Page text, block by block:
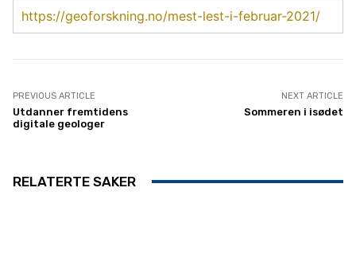
https://geoforskning.no/mest-lest-i-februar-2021/
PREVIOUS ARTICLE
Utdanner fremtidens
digitale geologer
NEXT ARTICLE
Sommeren i isødet
RELATERTE SAKER